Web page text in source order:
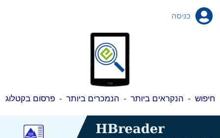
כניסה
חיפוש - הנקראים ביותר - הנמכרים ביותר -פרסום בקטלוג